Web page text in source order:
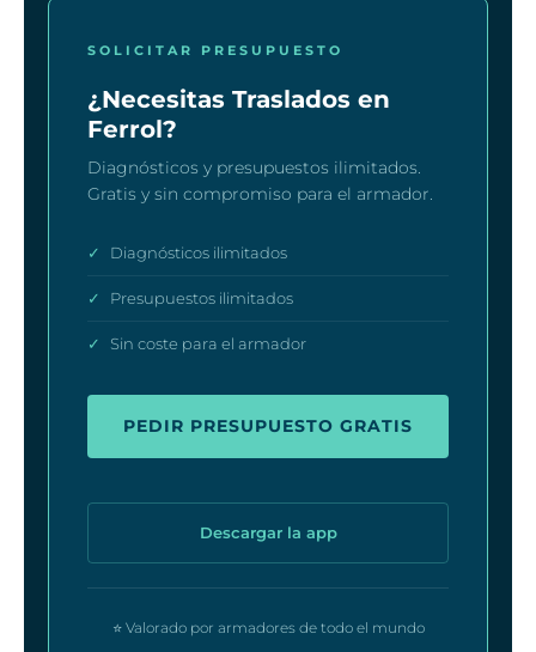
SOLICITAR PRESUPUESTO
¿Necesitas Traslados en
Ferrol?
Diagnósticos y presupuestos ilimitados.
Gratis y sin compromiso para el armador.
✓ Diagnósticos ilimitados
✓ Presupuestos ilimitados
✓ Sin coste para el armador
PEDIR PRESUPUESTO GRATIS
Descargar la app
⭐ Valorado por armadores de todo el mundo